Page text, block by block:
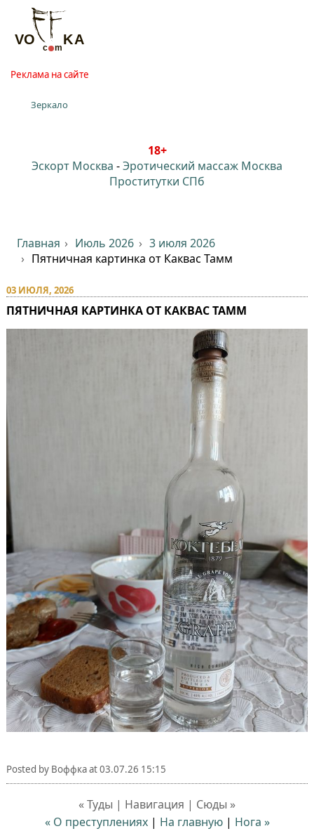
Реклама на сайте
Зеркало
18+
Эскорт Москва -Эротический массаж Москва
Проститутки СПб
Главная Июль 2026
3 июля 2026
Пятничная картинка от Каквас Тамм
03 ИЮЛЯ, 2026
ПЯТНИЧНАЯ КАРТИНКА ОТ КАКВАС ТАММ
Posted by Воффкаat03.07.26 15:15
« Туды | Навигация | Сюды »
« О преступлениях| На главную| Нога »